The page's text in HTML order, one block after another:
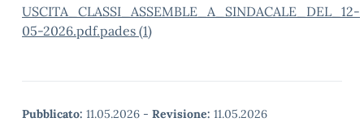
USCITA_CLASSI_ASSEMBLE_A_SINDACALE_DEL_12-
05-2026.pdf.pades (1)
Pubblicato: 11.05.2026 - Revisione: 11.05.2026